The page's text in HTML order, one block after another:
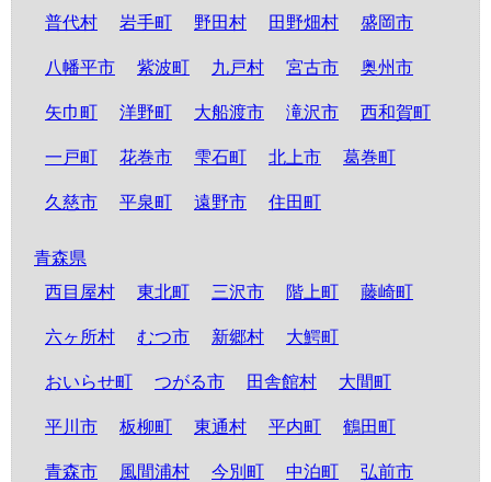
普代村 岩手町 野田村 田野畑村 盛岡市
八幡平市 紫波町 九戸村 宮古市 奥州市
矢巾町 洋野町 大船渡市 滝沢市 西和賀町
一戸町 花巻市 雫石町 北上市 葛巻町
久慈市 平泉町 遠野市 住田町
青森県
西目屋村
東北町 三沢市 階上町 藤崎町
六ヶ所村 むつ市 新郷村 大鰐町
おいらせ町 つがる市 田舎館村 大間町
平川市 板柳町 東通村 平内町 鶴田町
青森市 風間浦村 今別町 中泊町 弘前市